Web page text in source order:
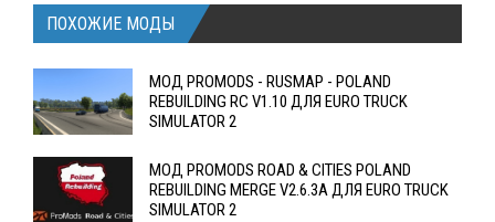
ПОХОЖИЕ МОДЫ
МОД PROMODS - RUSMAP - POLAND
REBUILDING RC V1.10 ДЛЯ EURO TRUCK
SIMULATOR 2
МОД PROMODS ROAD & CITIES POLAND
REBUILDING MERGE V2.6.3A ДЛЯ EURO TRUCK
SIMULATOR 2